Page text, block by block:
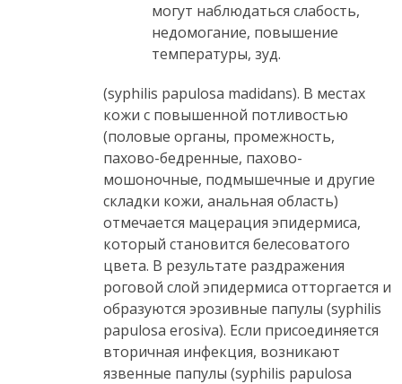
могут наблюдаться слабость,
недомогание, повышение
температуры, зуд.
(syphilis papulosa madidans). В местах
кожи с повышенной потливостью
(половые органы, промежность,
пахово-бедренные, пахово-
мошоночные, подмышечные и другие
складки кожи, анальная область)
отмечается мацерация эпидермиса,
который становится белесоватого
цвета. В результате раздражения
роговой слой эпидермиса отторгается и
образуются эрозивные папулы (syphilis
papulosa erosiva). Если присоединяется
вторичная инфекция, возникают
язвенные папулы (syphilis papulosa